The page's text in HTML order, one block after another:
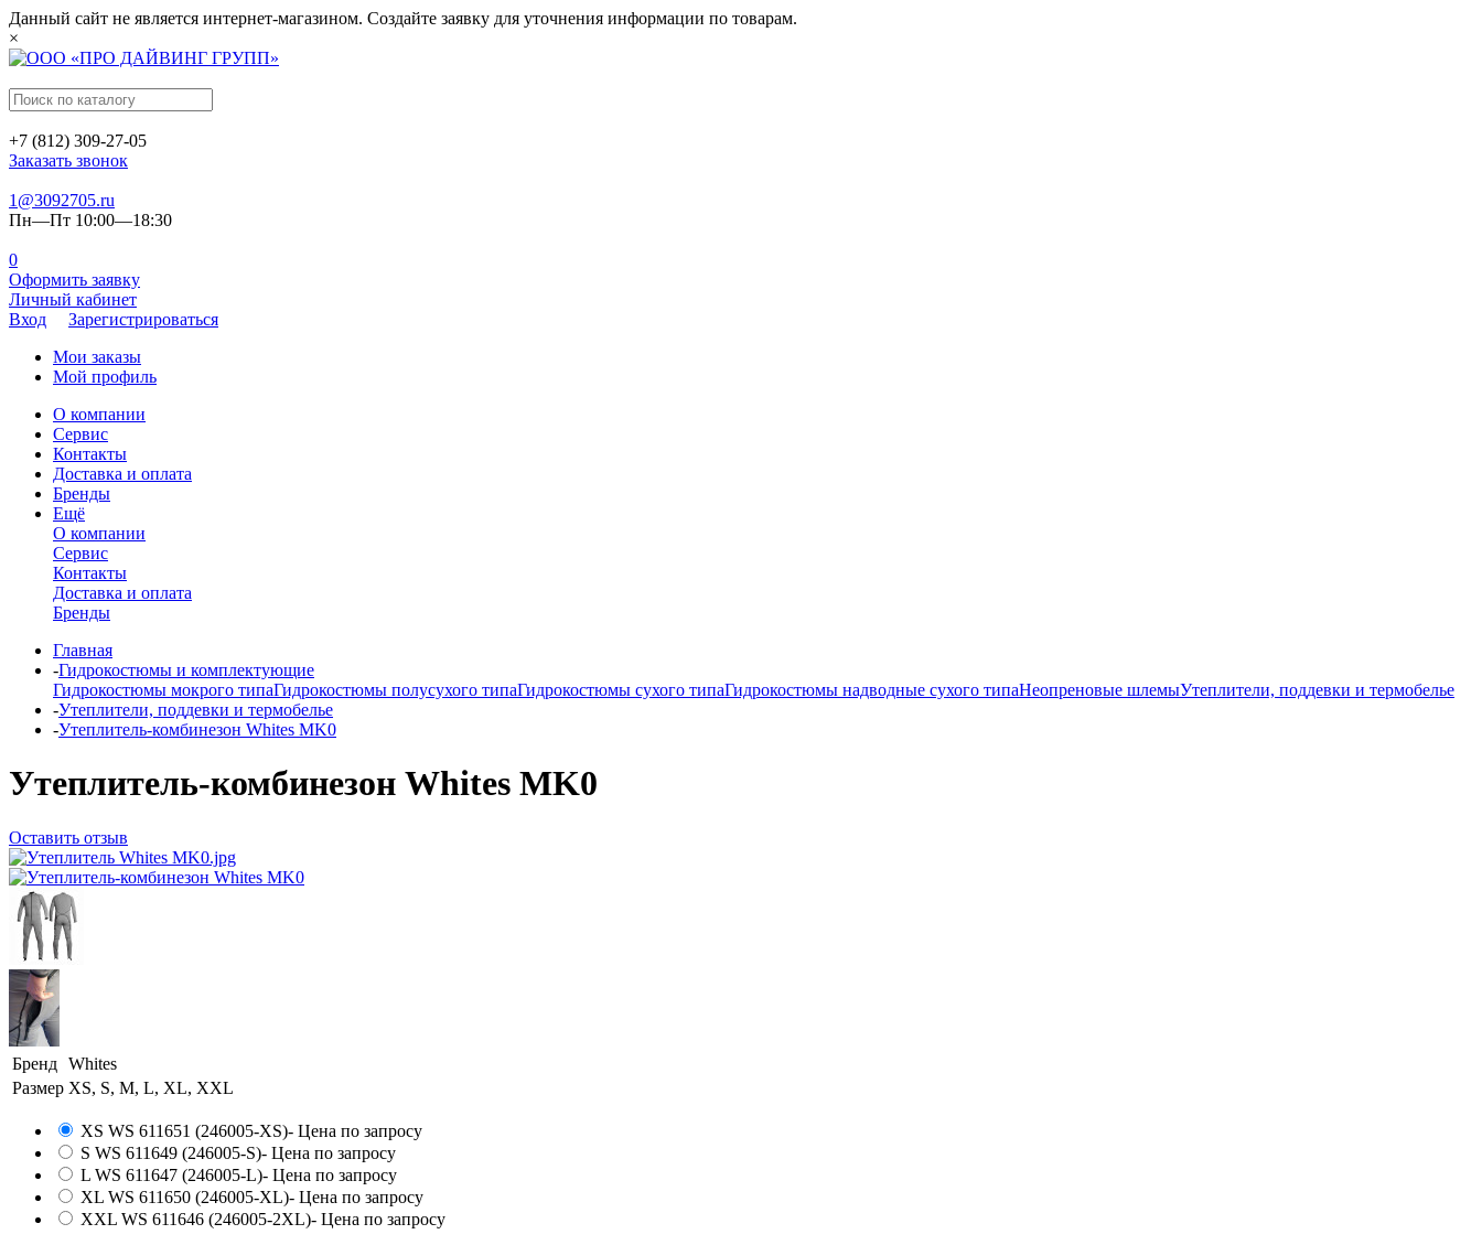
Данный сайт не является интернет-магазином. Создайте заявку для уточнения информации по товарам.
×
+7 (812) 309-27-05
Заказать звонок
1@3092705.ru
Пн—Пт 10:00—18:30
0
Оформить заявку
Личный кабинет
Вход
Зарегистрироваться
Мои заказы
Мой профиль
О компании
Сервис
Контакты
Доставка и оплата
Бренды
Ещё
О компании
Сервис
Контакты
Доставка и оплата
Бренды
Главная
-Гидрокостюмы и комплектующие
Гидрокостюмы мокрого типаГидрокостюмы полусухого типаГидрокостюмы сухого типаГидрокостюмы надводные сухого типаНеопреновые шлемыУтеплители, поддевки и термобелье
-Утеплители, поддевки и термобелье
-Утеплитель-комбинезон Whites MK0
Утеплитель-комбинезон Whites MK0
Оставить отзыв
Бренд Whites
Размер XS, S, M, L, XL, XXL
XS WS 611651 (246005-XS)- Цена по запросу
S WS 611649 (246005-S)- Цена по запросу
L WS 611647 (246005-L)- Цена по запросу
XL WS 611650 (246005-XL)- Цена по запросу
XXL WS 611646 (246005-2XL)- Цена по запросу